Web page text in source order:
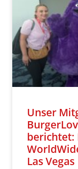
Unser
berichtet:
Las Vegas